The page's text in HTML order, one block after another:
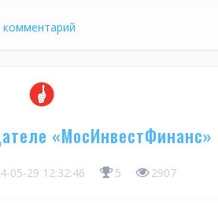
«МосИнвестФинанс»
05-29 12:32:46 5 2907